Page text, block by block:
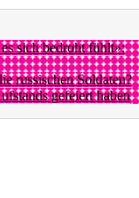
sich bedroht fühlt»:
russischen Soldaten?
gefeiert haben